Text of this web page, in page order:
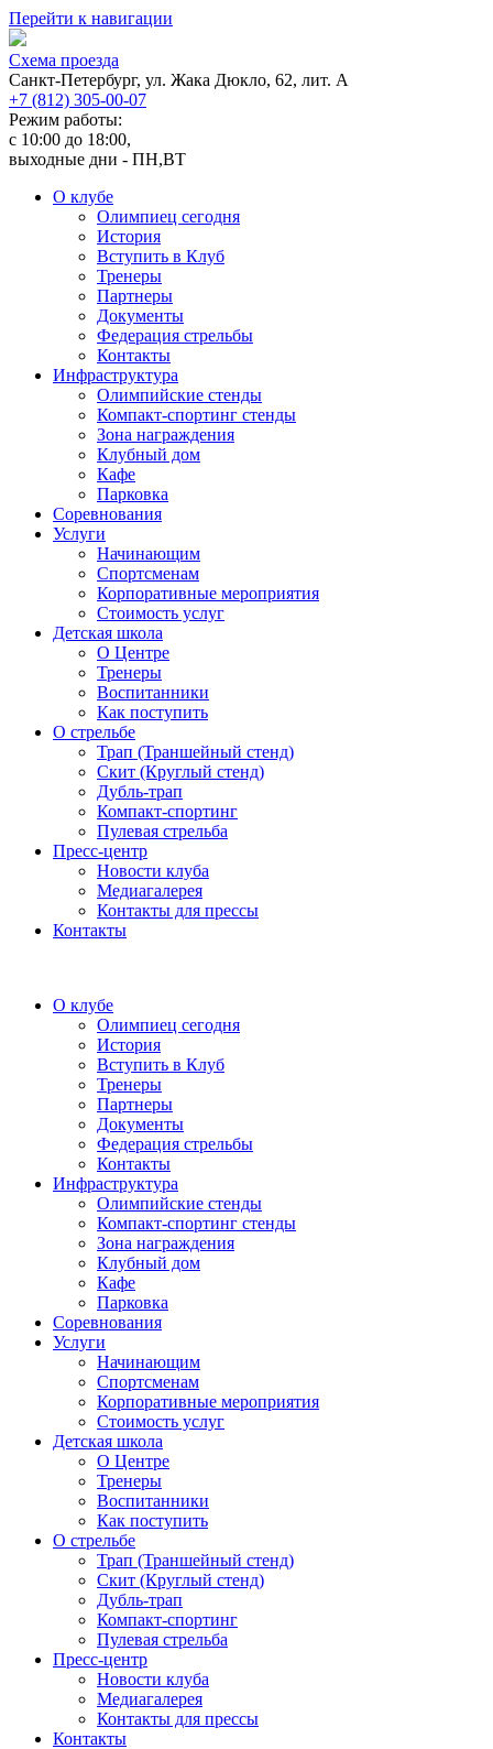
Перейти к навигации
Cхема проезда
Санкт-Петербург, ул. Жака Дюкло, 62, лит. А
+7 (812) 305-00-07
Режим работы:
c 10:00 до 18:00,
выходные дни - ПН,ВТ
О клубе
Олимпиец сегодня
История
Вступить в Клуб
Тренеры
Партнеры
Документы
Федерация стрельбы
Контакты
Инфраструктура
Олимпийские стенды
Компакт-спортинг стенды
Зона награждения
Клубный дом
Кафе
Парковка
Соревнования
Услуги
Начинающим
Спортсменам
Корпоративные мероприятия
Стоимость услуг
Детская школа
О Центре
Тренеры
Воспитанники
Как поступить
О стрельбе
Трап (Траншейный стенд)
Скит (Круглый стенд)
Дубль-трап
Компакт-спортинг
Пулевая стрельба
Пресс-центр
Новости клуба
Медиагалерея
Контакты для прессы
Контакты
О клубе
Олимпиец сегодня
История
Вступить в Клуб
Тренеры
Партнеры
Документы
Федерация стрельбы
Контакты
Инфраструктура
Олимпийские стенды
Компакт-спортинг стенды
Зона награждения
Клубный дом
Кафе
Парковка
Соревнования
Услуги
Начинающим
Спортсменам
Корпоративные мероприятия
Стоимость услуг
Детская школа
О Центре
Тренеры
Воспитанники
Как поступить
О стрельбе
Трап (Траншейный стенд)
Скит (Круглый стенд)
Дубль-трап
Компакт-спортинг
Пулевая стрельба
Пресс-центр
Новости клуба
Медиагалерея
Контакты для прессы
Контакты